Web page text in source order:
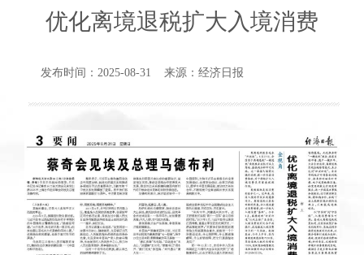
优化离境退税扩大入境消费
发布时间：2025-08-31 来源：经济日报